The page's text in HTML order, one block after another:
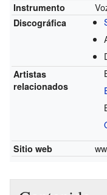
Instrumento
Discográfica
Artistas
relacionados
Sitio web